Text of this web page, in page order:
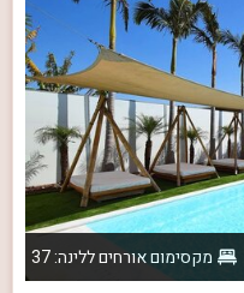
מקסימום אורחים ללינה: 37